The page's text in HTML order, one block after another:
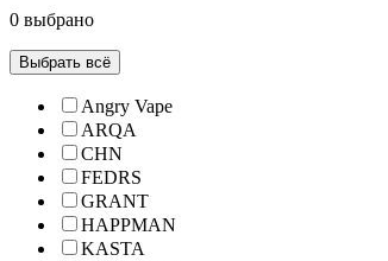
0 выбрано
Выбрать всё
Angry Vape
ARQA
CHN
FEDRS
GRANT
HAPPMAN
KASTA